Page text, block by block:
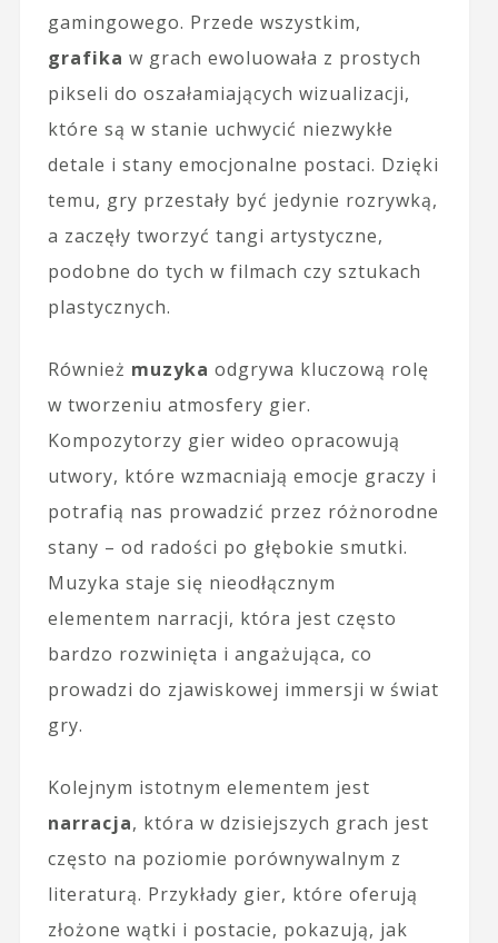
gamingowego. Przede wszystkim,
grafika w grach ewoluowała z prostych
pikseli do oszałamiających wizualizacji,
które są w stanie uchwycić niezwykłe
detale i stany emocjonalne postaci. Dzięki
temu, gry przestały być jedynie rozrywką,
a zaczęły tworzyć tangi artystyczne,
podobne do tych w filmach czy sztukach
plastycznych.
Również muzyka odgrywa kluczową rolę
w tworzeniu atmosfery gier.
Kompozytorzy gier wideo opracowują
utwory, które wzmacniają emocje graczy i
potrafią nas prowadzić przez różnorodne
stany – od radości po głębokie smutki.
Muzyka staje się nieodłącznym
elementem narracji, która jest często
bardzo rozwinięta i angażująca, co
prowadzi do zjawiskowej immersji w świat
gry.
Kolejnym istotnym elementem jest
narracja, która w dzisiejszych grach jest
często na poziomie porównywalnym z
literaturą. Przykłady gier, które oferują
złożone wątki i postacie, pokazują, jak